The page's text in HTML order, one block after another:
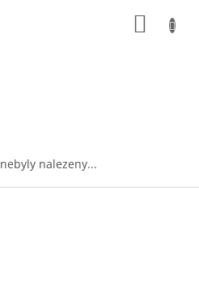
nebyly nalezeny...